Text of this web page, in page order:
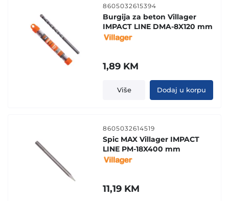
8605032615394
Burgija za beton Villager
IMPACT LINE DMA-8X120 mm
1,89 KM
Više Dodaj u korpu
8605032614519
Spic MAX Villager IMPACT
LINE PM-18X400 mm
11,19 KM